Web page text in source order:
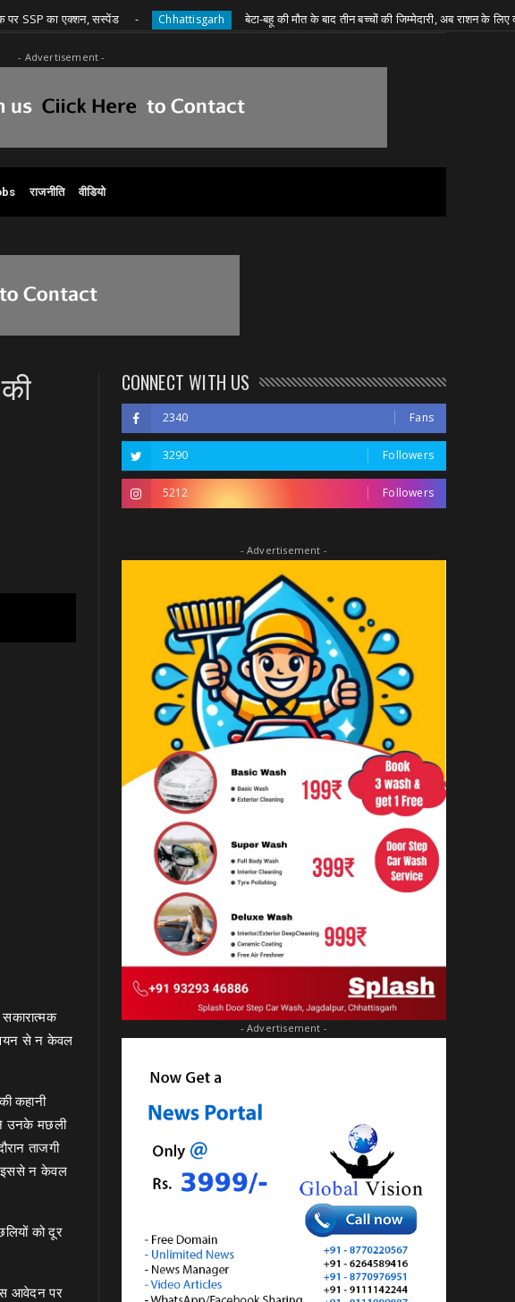
- Advertisement -
राजनीति वीडियो
एक्शन, सस्पेंड Chhattisgarh बेटा-बहू की मौत के बाद तीन बच्चों की जिम्मेदारी, अब राशन के लिए दादी की
से न केवल
कहानी
उनके मछली
ताजगी
इससे न केवल
को दूर
आवेदन पर
CONNECT WITH US
2340 Fans
3290 Followers
5212 Followers
- Advertisement -
- Advertisement -